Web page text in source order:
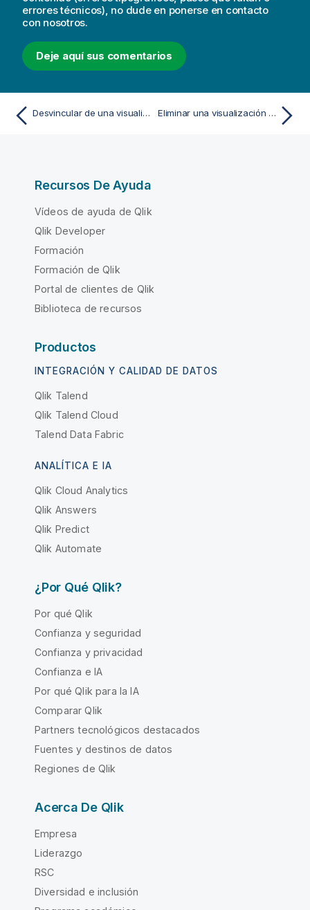
errores técnicos), no dude en ponerse en contacto
con nosotros.
Deje aquí sus comentarios
Desvincular de una visualización maestra Eliminar una visualización maestra
Recursos De Ayuda
Vídeos de ayuda de Qlik
Qlik Developer
Formación
Formación de Qlik
Portal de clientes de Qlik
Biblioteca de recursos
Productos
INTEGRACIÓN Y CALIDAD DE DATOS
Qlik Talend
Qlik Talend Cloud
Talend Data Fabric
ANALÍTICA E IA
Qlik Cloud Analytics
Qlik Answers
Qlik Predict
Qlik Automate
¿Por Qué Qlik?
Por qué Qlik
Confianza y seguridad
Confianza y privacidad
Confianza e IA
Por qué Qlik para la IA
Comparar Qlik
Partners tecnológicos destacados
Fuentes y destinos de datos
Regiones de Qlik
Acerca De Qlik
Empresa
Liderazgo
RSC
Diversidad e inclusión